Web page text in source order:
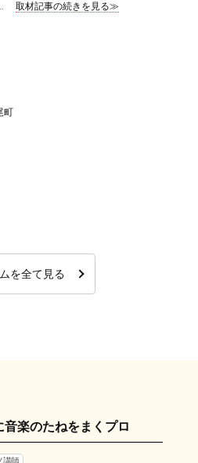
取材記事の続きを見る≫
町
を全て見る
楽のたねをまくプロ
講師